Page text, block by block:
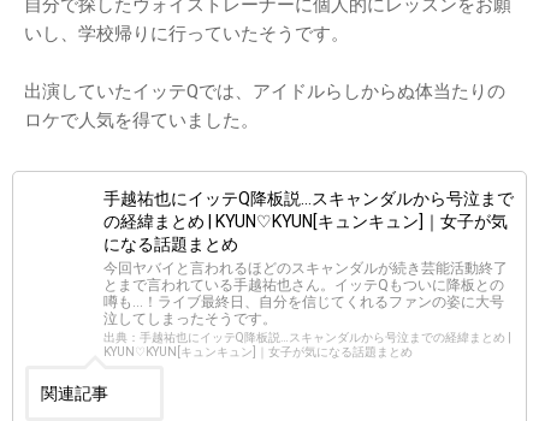
自分で探したヴォイストレーナーに個人的にレッスンをお願
いし、学校帰りに行っていたそうです。
出演していたイッテQでは、アイドルらしからぬ体当たりの
ロケで人気を得ていました。
手越祐也にイッテQ降板説…スキャンダルから号泣まで
の経緯まとめ | KYUN♡KYUN[キュンキュン]｜女子が気
になる話題まとめ
今回ヤバイと言われるほどのスキャンダルが続き芸能活動終了
とまで言われている手越祐也さん。イッテQもついに降板との
噂も…！ライブ最終日、自分を信じてくれるファンの姿に大号
泣してしまったそうです。
出典：手越祐也にイッテQ降板説…スキャンダルから号泣までの経緯まとめ |
KYUN♡KYUN[キュンキュン]｜女子が気になる話題まとめ
関連記事